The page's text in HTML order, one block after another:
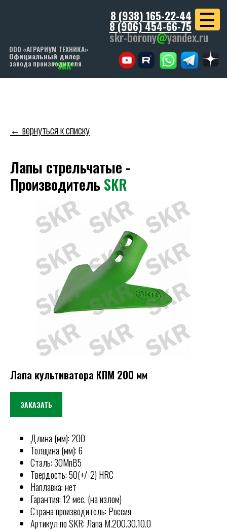
8 (938) 165-22-44
8 (906) 454-66-75
skr-borony@yandex.ru
"SKR"
завода производителя
← вернуться к списку
Лапы стрельчатые -
ПроизводительSKR
Лапа культиватора КПМ 200 мм
ЗАКАЗАТЬ
Длина (мм): 200
Толщина (мм): 6
Сталь: 30MnB5
Твердость: 50(+/-2) HRC
Наплавка: нет
Гарантия: 12 мес. (на излом)
Страна производитель: Россия
Артикул по SKR: Лапа М.200.30.10.0